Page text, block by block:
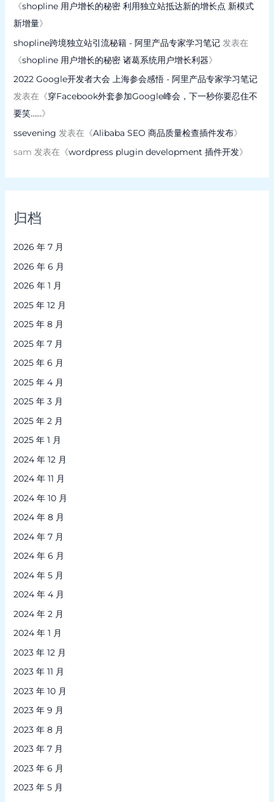
《shopline 用户增长的秘密 利用独立站抵达新的增长点 新模式
新增量》
shopline跨境独立站引流秘籍 - 阿里产品专家学习笔记发表在
《shopline 用户增长的秘密 诸葛系统用户增长利器》
2022 Google开发者大会 上海参会感悟 - 阿里产品专家学习笔记
发表在《穿Facebook外套参加Google峰会，下一秒你要忍住不
要笑……》
ssevening 发表在《Alibaba SEO 商品质量检查插件发布》
sam 发表在《wordpress plugin development 插件开发》
归档
2026 年 7 月
2026 年 6 月
2026 年 1 月
2025 年 12 月
2025 年 8 月
2025 年 7 月
2025 年 6 月
2025 年 4 月
2025 年 3 月
2025 年 2 月
2025 年 1 月
2024 年 12 月
2024 年 11 月
2024 年 10 月
2024 年 8 月
2024 年 7 月
2024 年 6 月
2024 年 5 月
2024 年 4 月
2024 年 2 月
2024 年 1 月
2023 年 12 月
2023 年 11 月
2023 年 10 月
2023 年 9 月
2023 年 8 月
2023 年 7 月
2023 年 6 月
2023 年 5 月